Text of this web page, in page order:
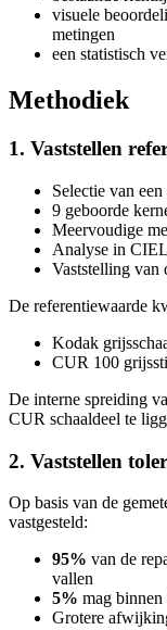
visuele
metingen
een statistisch
Methodiek
1. Vaststellen
Selectie van
9 geboorde
Meervoudige
Analyse in
Vaststelling van
De referentiewaarde
Kodak
CUR 100
De interne spreiding
CUR schaaldeel te
2. Vaststellen
Op basis van de
vastgesteld:
95% van de
vallen
5% mag
Grotere